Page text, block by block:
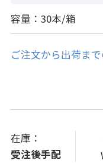
容量：30本/箱
ご注文から出荷ま
在庫：
受注後手配